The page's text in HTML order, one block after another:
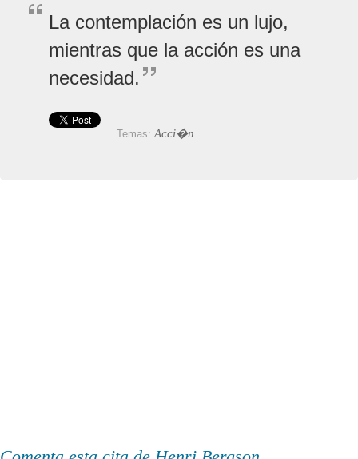
La contemplación es un lujo,
mientras que la acción es una
necesidad.
Temas: Acci�n